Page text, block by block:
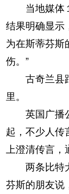
当地媒体１
结果明确显示
为在斯蒂芬斯
伤。”
古奇兰县距
里。
英国广播公
起，不少人传
上澄清传言，
两条比特犬
芬斯的朋友说